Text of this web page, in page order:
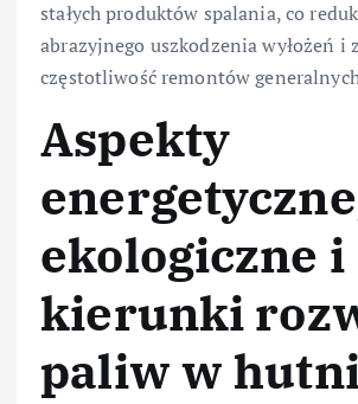
stałych produktów spalania, co
abrazyjnego uszkodzenia wyłożeń i
częstotliwość remontów
Aspekty
ekologiczne i
kierunki
paliw w